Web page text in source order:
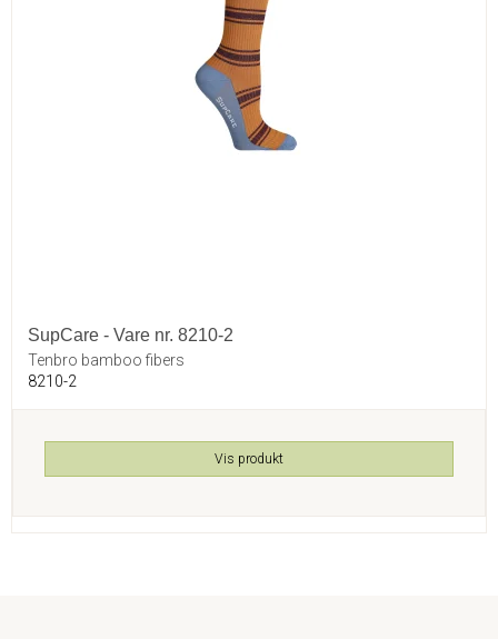
SupCare - Vare nr. 8210-2
Tenbro bamboo fibers
8210-2
Vis produkt